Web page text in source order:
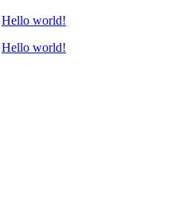
Hello world!
Hello world!